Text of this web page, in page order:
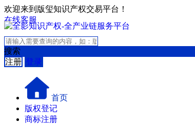
欢迎来到版玺知识产权交易平台！
在线客服
搜索
注册 登录
首页
版权登记
商标注册